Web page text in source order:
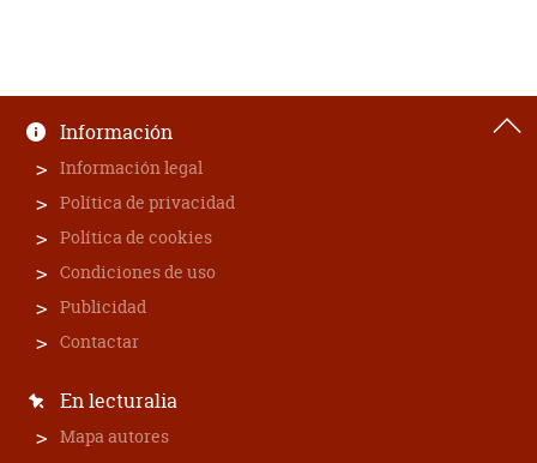
Información
Información legal
Política de privacidad
Política de cookies
Condiciones de uso
Publicidad
Contactar
En lecturalia
Mapa autores